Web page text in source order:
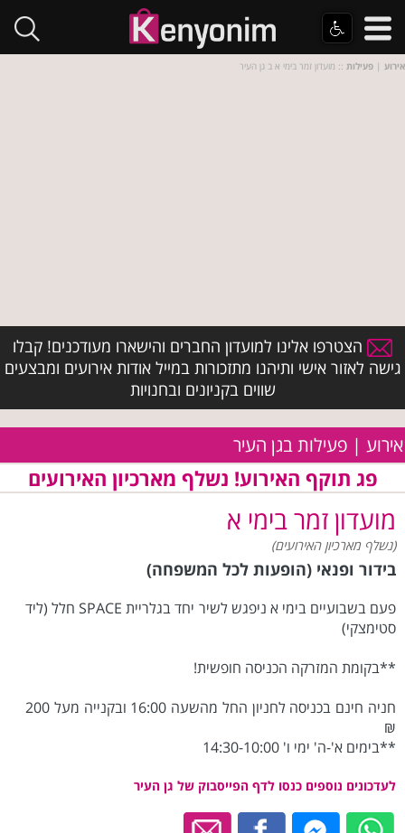
אירוע | פעילות :: מועדון זמר בימי א ב גן העיר
הצטרפו אלינו למועדון החברים והישארו מעודכנים! קבלו
גישה לאזור אישי ותיהנו מתזכורות במייל אודות אירועים ומבצעים
שווים בקניונים ובחנויות
אירוע | פעילות בגן העיר
פג תוקף האירוע! נשלף מארכיון האירועים
מועדון זמר בימי א
(נשלף מארכיון האירועים)
בידור ופנאי (הופעות לכל המשפחה)
פעם בשבועיים בימי א ניפגש לשיר יחד בגלריית ‏SPACE‏ חלל (ליד
סטימצקי)
**בקומת המזרקה הכניסה חופשית!‏‏
חניה חינם בכניסה לחניון החל מהשעה 16:00 ובקנייה מעל 200
₪
**בימים א'-ה' ימי ו' 10:00-‏‏14:30
לעדכונים נוספים כנסו לדף הפייסבוק של גן העיר